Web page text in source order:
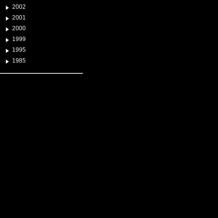
2002
2001
2000
1999
1995
1985